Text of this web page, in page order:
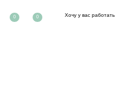
Хочу у вас работать